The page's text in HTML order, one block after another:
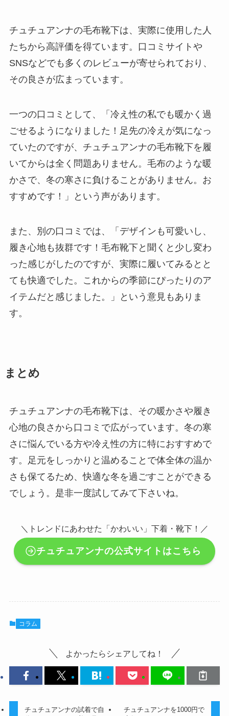
チュチュアンナの毛布靴下は、実際に使用した人
たちから高評価を得ています。口コミサイトや
SNSなどでも多くのレビューが寄せられており、
その良さが広まっています。
一つの口コミとして、「冷え性の私でも暖かく過
ごせるようになりました！足先の冷えが気になっ
ていたのですが、チュチュアンナの毛布靴下を履
いてからは全く問題ありません。毛布のような暖
かさで、冬の寒さに負けることがありません。お
すすめです！」という声があります。
また、別の口コミでは、「デザインも可愛いし、
履き心地も抜群です！毛布靴下と聞くと少し変わ
った感じがしたのですが、実際に履いてみるとと
ても快適でした。これからの季節にぴったりのア
イテムだと感じました。」という意見もありま
す。
まとめ
チュチュアンナの毛布靴下は、その暖かさや履き
心地の良さから口コミで広がっています。冬の寒
さに悩んでいる方や冷え性の方に特におすすめで
す。足元をしっかりと温めることで体全体の温か
さも保てるため、快適な冬を過ごすことができる
でしょう。是非一度試してみて下さいね。
＼トレンドにあわせた「かわいい」下着・靴下！／
チュチュアンナの公式サイトはこちら
コラム
よかったらシェアしてね！
チュチュアンナの試着で自
チュチュアンナを1000円で